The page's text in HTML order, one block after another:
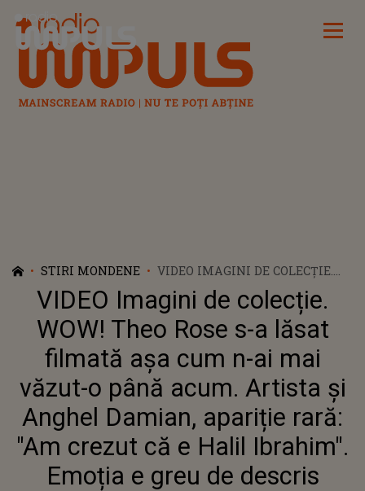
Radio Impuls
STIRI MONDENE
VIDEO IMAGINI DE COLECȚIE.
WOW! THEO ROSE S-A LĂSAT
FILMATĂ AȘA CUM N-AI MAI
VĂZUT-O PÂNĂ ACUM. ARTISTA
ȘI ANGHEL DAMIAN, APARIȚIE
RARĂ: "AM CREZUT CĂ E HALIL
DESCRIS
VIDEO Imagini de colecție.
WOW! Theo Rose s-a lăsat
filmată așa cum n-ai mai
văzut-o până acum. Artista și
Anghel Damian, apariție rară:
"Am crezut că e Halil Ibrahim".
Emoția e greu de descris